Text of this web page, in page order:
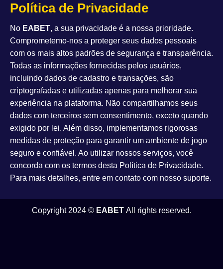
Política de Privacidade
No EABET, a sua privacidade é a nossa prioridade.
Comprometemo-nos a proteger seus dados pessoais
com os mais altos padrões de segurança e transparência.
Todas as informações fornecidas pelos usuários,
incluindo dados de cadastro e transações, são
criptografadas e utilizadas apenas para melhorar sua
experiência na plataforma. Não compartilhamos seus
dados com terceiros sem consentimento, exceto quando
exigido por lei. Além disso, implementamos rigorosas
medidas de proteção para garantir um ambiente de jogo
seguro e confiável. Ao utilizar nossos serviços, você
concorda com os termos desta Política de Privacidade.
Para mais detalhes, entre em contato com nosso suporte.
Copyright 2024 © EABETAll rights reserved.